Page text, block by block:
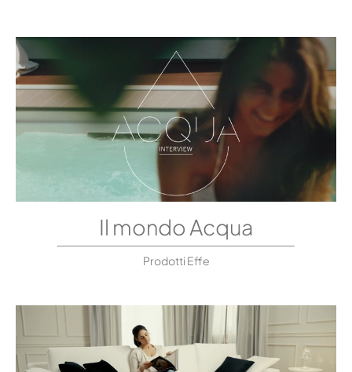
Il mondo Acqua
Prodotti Effe